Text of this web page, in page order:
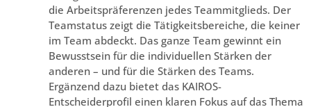
die Arbeitspräferenzen jedes Teammitglieds. Der
Teamstatus zeigt die Tätigkeitsbereiche, die keiner
im Team abdeckt. Das ganze Team gewinnt ein
Bewusstsein für die individuellen Stärken der
anderen – und für die Stärken des Teams.
Ergänzend dazu bietet das KAIROS-
Entscheiderprofil einen klaren Fokus auf das Thema